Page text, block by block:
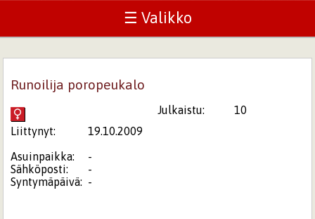
☰ Valikko
Runoilija poropeukalo
Julkaistu:
10
Liittynyt:
19.10.2009
Asuinpaikka:
-
Sähköposti:
-
Syntymäpäivä: -